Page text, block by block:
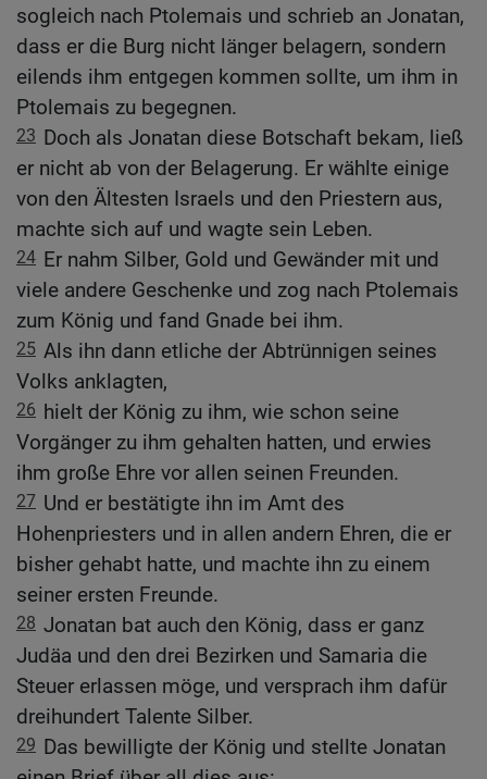
sogleich nach Ptolemais und schrieb an Jonatan,
dass er die Burg nicht länger belagern, sondern
eilends ihm entgegen kommen sollte, um ihm in
Ptolemais zu begegnen.
23 Doch als Jonatan diese Botschaft bekam, ließ
er nicht ab von der Belagerung. Er wählte einige
von den Ältesten Israels und den Priestern aus,
machte sich auf und wagte sein Leben.
24 Er nahm Silber, Gold und Gewänder mit und
viele andere Geschenke und zog nach Ptolemais
zum König und fand Gnade bei ihm.
25 Als ihn dann etliche der Abtrünnigen seines
Volks anklagten,
26 hielt der König zu ihm, wie schon seine
Vorgänger zu ihm gehalten hatten, und erwies
ihm große Ehre vor allen seinen Freunden.
27 Und er bestätigte ihn im Amt des
Hohenpriesters und in allen andern Ehren, die er
bisher gehabt hatte, und machte ihn zu einem
seiner ersten Freunde.
28 Jonatan bat auch den König, dass er ganz
Judäa und den drei Bezirken und Samaria die
Steuer erlassen möge, und versprach ihm dafür
dreihundert Talente Silber.
29 Das bewilligte der König und stellte Jonatan